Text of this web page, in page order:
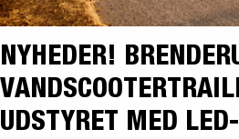
NYHEDER!
UDSTYRET MED LED-